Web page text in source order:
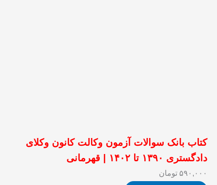
کتاب بانک سوالات آزمون وکالت کانون وکلای
دادگستری ۱۳۹۰ تا ۱۴۰۲ | قهرمانی
۵۹۰,۰۰۰ تومان